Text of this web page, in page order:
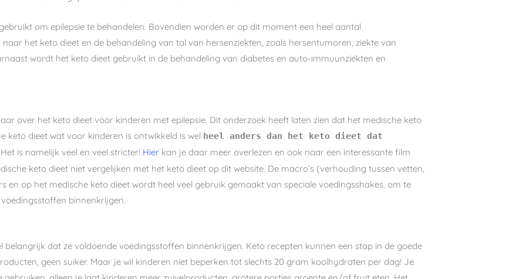
om epilepsie te behandelen. Bovendien worden er op dit moment een heel aantal
het keto dieet en de behandeling van tal van hersenziekten, zoals hersentumoren, ziekte van
wordt het keto dieet gebruikt in de behandeling van diabetes en auto-immuunziekten en
over het keto dieet voor kinderen met epilepsie. Dit onderzoek heeft laten zien dat het medische keto
keto dieet wat voor kinderen is ontwikkeld is wel heel anders dan het keto dieet dat
is namelijk veel en veel stricter! Hier kan je daar meer overlezen en ook naar een interessante film
keto dieet niet vergelijken met het keto dieet op dit website. De macro’s (verhouding tussen vetten,
en op het medische keto dieet wordt heel veel gebruik gemaakt van speciale voedingsshakes, om te
binnenkrijgen.
belangrijk dat ze voldoende voedingsstoffen binnenkrijgen. Keto recepten kunnen een stap in de goede
geen suiker. Maar je wil kinderen niet beperken tot slechts 20 gram koolhydraten per dag! Je